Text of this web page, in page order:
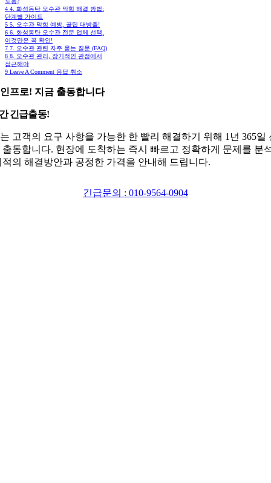
4 4. 화성동탄 오수관 막힘 해결 방법:
단계별 가이드
5 5. 오수관 막힘 예방, 꿀팁 대방출!
6 6. 화성동탄 오수관 전문 업체 선택,
이것만은 꼭 확인!
7 7. 오수관 관련 자주 묻는 질문 (FAQ)
8 8. 오수관 관리, 장기적인 관점에서
접근해야
9 Leave A Comment 응답 취소
프로! 지금 출동합니다
긴급출동!
고객의 요구 사항을 가능한 한 빨리 해결하기 위해 1년 365일
출동합니다. 현장에 도착하는 즉시 빠르고 정확하게 문제를 분
적의 해결방안과 공정한 가격을 안내해 드립니다.
긴급문의 : 010-9564-0904